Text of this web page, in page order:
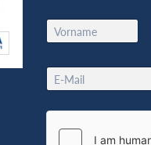
N
a
e
*
N
m
e
E
m
i